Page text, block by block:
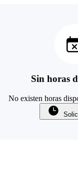
Sin horas
No existen horas